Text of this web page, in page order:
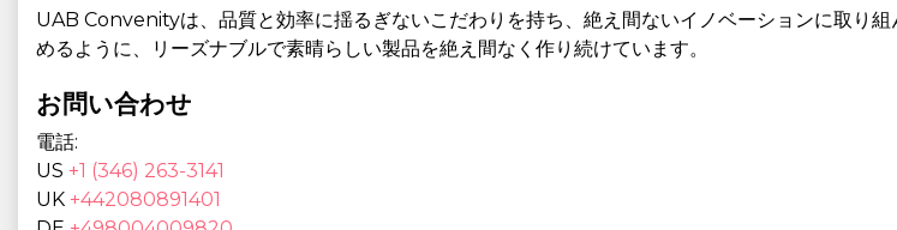
UAB Convenityは、品質と効率に揺るぎないこだわりを持ち、絶え間ないイノベーションに取り
めるように、リーズナブルで素晴らしい製品を絶え間なく作り続けています。
お問い合わせ
電話:
US +1 (346) 263-3141
UK +442080891401